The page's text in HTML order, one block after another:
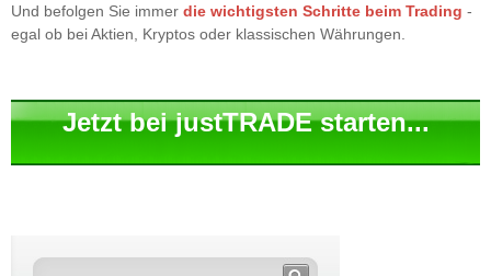
Und befolgen Sie immer die wichtigsten Schritte beim Trading -
egal ob bei Aktien, Kryptos oder klassischen Währungen.
Jetzt bei justTRADE starten...